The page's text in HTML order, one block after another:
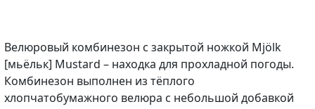
Велюровый комбинезон с закрытой ножкой Mjölk
[мьёльк] Mustard – находка для прохладной погоды.
Комбинезон выполнен из тёплого
хлопчатобумажного велюра с небольшой добавкой